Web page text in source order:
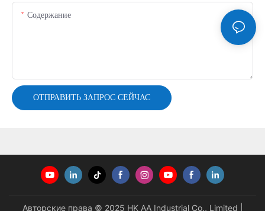
Содержание
ОТПРАВИТЬ ЗАПРОС СЕЙЧАС
Авторские права © 2025 HK AA Industrial Co., Limited |